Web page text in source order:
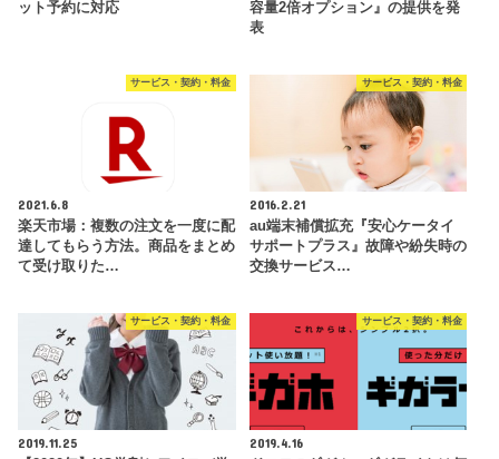
ット予約に対応
容量2倍オプション』の提供を発
表
サービス・契約・料金
2021.6.8
楽天市場：複数の注文を一度に配
達してもらう方法。商品をまとめ
て受け取りた…
サービス・契約・料金
2016.2.21
au端末補償拡充『安心ケータイ
サポートプラス』故障や紛失時の
交換サービス…
サービス・契約・料金
2019.11.25
サービス・契約・料金
2019.4.16